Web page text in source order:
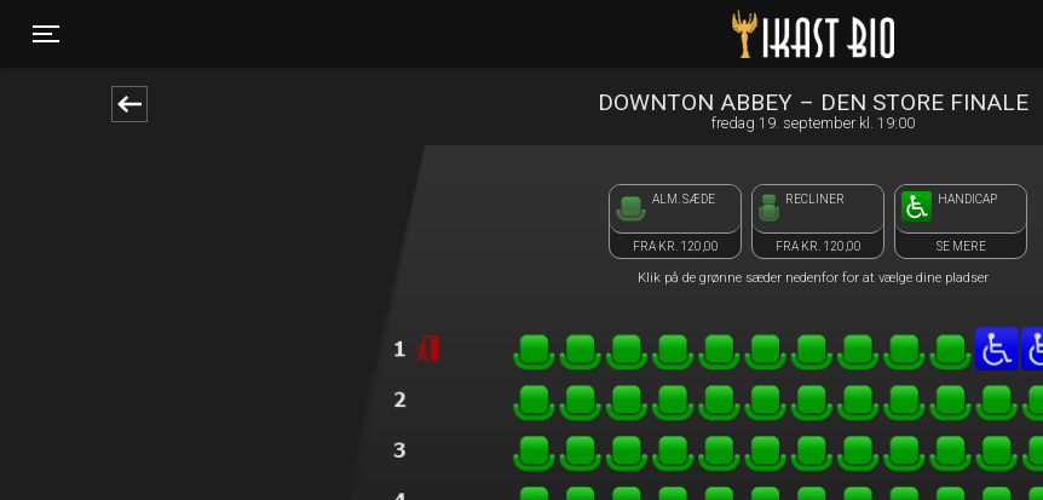
Ikast Bio
DOWNTON ABBEY – DEN STORE FINALE
fredag 19. september kl. 19:00
ALM. SÆDE
FRA KR. 120,00
RECLINER
FRA KR. 120,00
HANDICAP
SE MERE
Klik på de grønne sæder nedenfor for at vælge dine pladser
1step-front02 064309